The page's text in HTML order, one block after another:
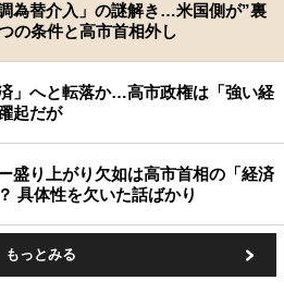
為替介入」の謎解き…米国側が”裏
の条件と高市首相外し
」へと転落か…高市政権は「強い経
起だが
盛り上がり欠如は高市首相の「経済
具体性を欠いた話ばかり
もっとみる